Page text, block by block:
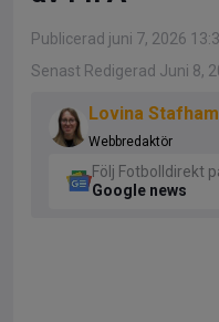
Publicerad juni 7, 2026
Senast Redigerad Juni 8,
Lovina
Webbredaktör
Följ Fotbolldirekt
Google news